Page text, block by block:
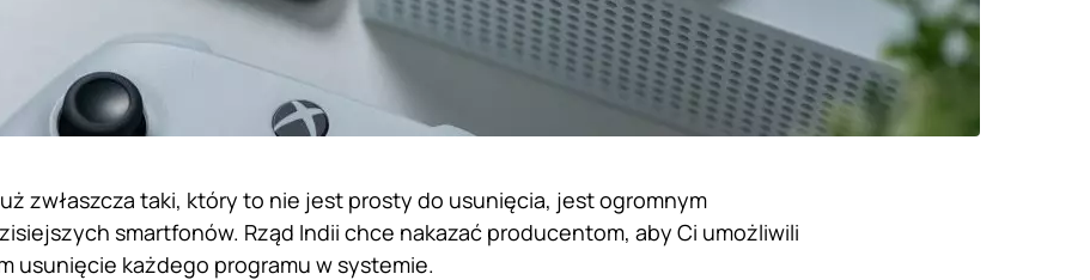
zwłaszcza taki, który to nie jest prosty do usunięcia, jest ogromnym
smartfonów. Rząd Indii chce nakazać producentom, aby Ci umożliwili
usunięcie każdego programu w systemie.